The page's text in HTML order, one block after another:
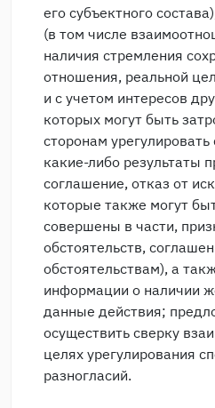
его субъектного
(в том числе
наличия стремления
отношения, реальной
и с учетом интересов
которых могут быть
сторонам урегулировать
какие-либо результаты
соглашение, отказ от
которые также могут
совершены в части,
обстоятельств,
обстоятельствам), а
информации о наличии
данные действия;
осуществить сверку
целях урегулирования
разногласий.